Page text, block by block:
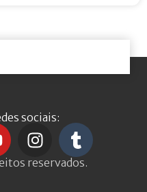
sociais:
reservados.